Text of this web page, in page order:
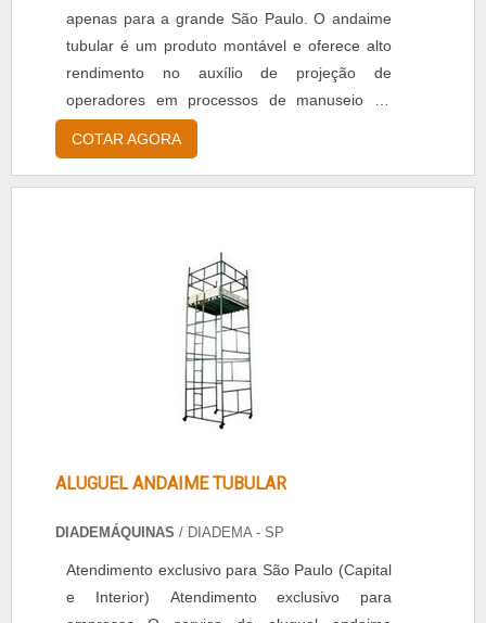
apenas para a grande São Paulo. O andaime
tubular é um produto montável e oferece alto
rendimento no auxílio de projeção de
operadores em processos de manuseio de
ferramentas em lugares altos. Por transmitir
grande segurança aos operários, o aluguel de
COTAR AGORA
ALUGUEL ANDAIME TUBULAR
DIADEMÁQUINAS / DIADEMA - SP
Atendimento exclusivo para São Paulo (Capital
e Interior) Atendimento exclusivo para